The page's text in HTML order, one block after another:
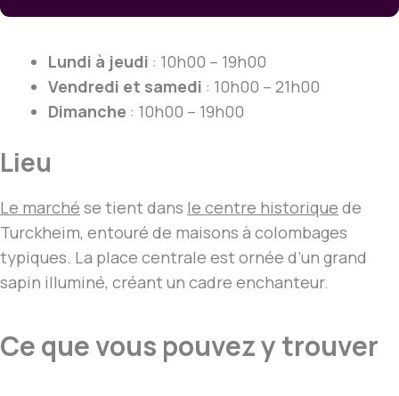
Lundi à jeudi : 10h00 – 19h00
Vendredi et samedi : 10h00 – 21h00
Dimanche : 10h00 – 19h00
Lieu
Le marché se tient dans le centre historique de
Turckheim, entouré de maisons à colombages
typiques. La place centrale est ornée d’un grand
sapin illuminé, créant un cadre enchanteur.
Ce que vous pouvez y trouver